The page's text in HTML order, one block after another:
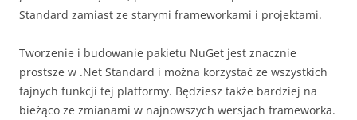
Standard zamiast ze starymi frameworkami i projektami.
Tworzenie i budowanie pakietu NuGet jest znacznie
prostsze w .Net Standard i można korzystać ze wszystkich
fajnych funkcji tej platformy. Będziesz także bardziej na
bieżąco ze zmianami w najnowszych wersjach frameworka.